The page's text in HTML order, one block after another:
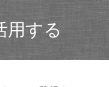
用する